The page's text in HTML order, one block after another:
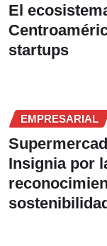
El
startups
EMPRESARIAL
Insignia por